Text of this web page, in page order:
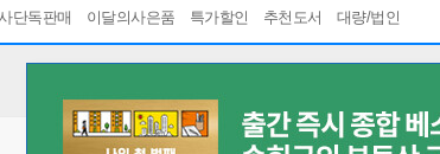
단독판매 이달의사은품 특가할인 추천도서 대량/법인